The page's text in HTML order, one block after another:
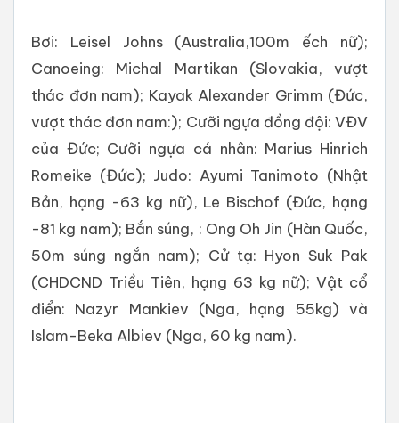
Bơi: Leisel Johns (Australia,100m ếch nữ);
Canoeing: Michal Martikan (Slovakia, vượt
thác đơn nam); Kayak Alexander Grimm (Đức,
vượt thác đơn nam:); Cưỡi ngựa đồng đội: VĐV
của Đức; Cưỡi ngựa cá nhân: Marius Hinrich
Romeike (Đức); Judo: Ayumi Tanimoto (Nhật
Bản, hạng -63 kg nữ), Le Bischof (Đức, hạng
-81 kg nam); Bắn súng, : Ong Oh Jin (Hàn Quốc,
50m súng ngắn nam); Cử tạ: Hyon Suk Pak
(CHDCND Triều Tiên, hạng 63 kg nữ); Vật cổ
điển: Nazyr Mankiev (Nga, hạng 55kg) và
Islam-Beka Albiev (Nga, 60 kg nam).